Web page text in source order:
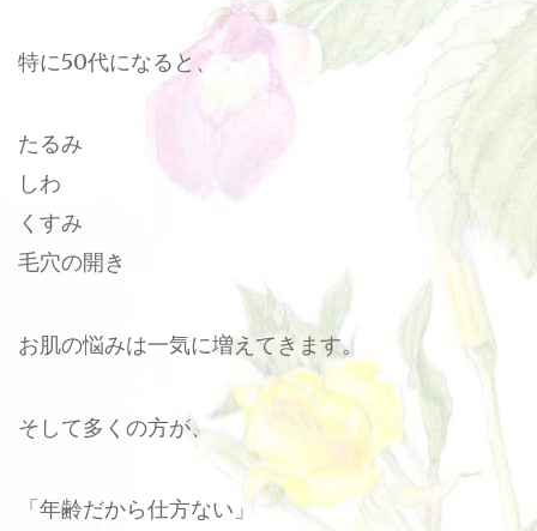
特に50代になると、
たるみ
しわ
くすみ
毛穴の開き
お肌の悩みは一気に増えてきます。
そして多くの方が、
「年齢だから仕方ない」